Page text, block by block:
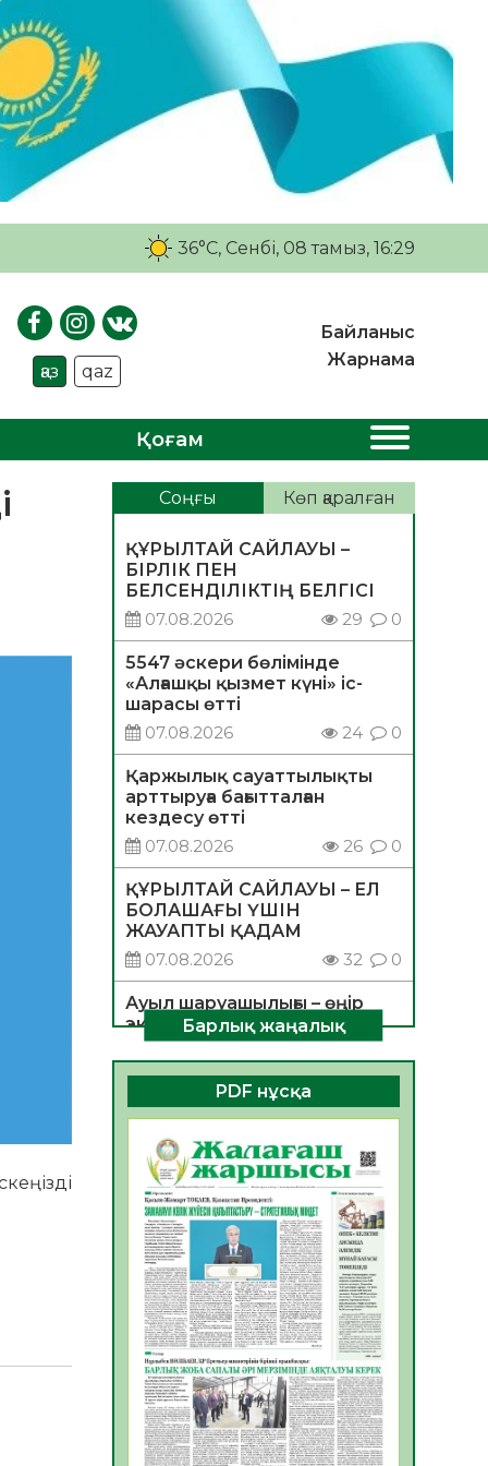
36°C, Сенбі, 08 тамыз, 16:29
қаз qaz
Байланыс
Жарнама
Қоғам
Соңғы Көп қаралған
ҚҰРЫЛТАЙ САЙЛАУЫ –
БІРЛІК ПЕН
БЕЛСЕНДІЛІКТІҢ БЕЛГІСІ
07.08.2026
29 0
5547 әскери бөлімінде
«Алғашқы қызмет күні» іс-
шарасы өтті
07.08.2026
24 0
Қаржылық сауаттылықты
арттыруға бағытталған
кездесу өтті
07.08.2026
26 0
ҚҰРЫЛТАЙ САЙЛАУЫ – ЕЛ
БОЛАШАҒЫ ҮШІН
ЖАУАПТЫ ҚАДАМ
07.08.2026
32 0
Ауыл шаруашылығы – өңір
экономикасының негізгі
тірегі
06.08.2026
40 0
ҚОҒАМДЫҚ БЕЛСЕНДІЛІК –
ЕЛ ДАМУЫНЫҢ НЕГІЗІ
06.08.2026
37
ҚҰРЫЛТАЙ САЙЛАУЫ –
БОЛАШАҚҚА БАСТАР
ЖАУАПТЫ ТАҢДАУ
06.08.2026
39
Инфекциялық ауруларға
қарсы иммундау
жұмыстарының тиімділігі
06.08.2026
42
Көкжөтел ауруы туралы
Барлық жаңалық
PDF нұсқа